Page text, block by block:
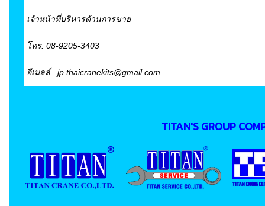
เจ้าหน้าที่บริหารด้านการขาย
โทร. 08-9205-3403
อีเมลล์. jp.thaicranekits@gmail.com
TITAN'S GROUP